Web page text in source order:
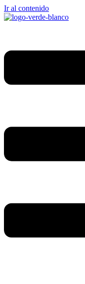
Ir al contenido